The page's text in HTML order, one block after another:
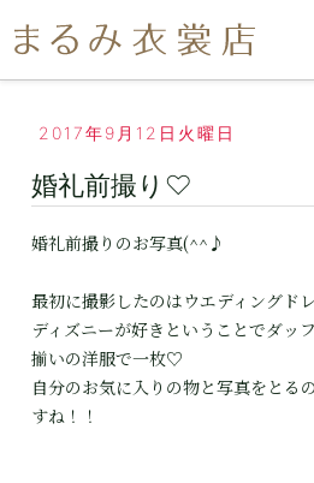
2017年9月12日火曜日
婚礼前撮り♡
婚礼前撮りのお写真(^^♪
最初に撮影したのはウエディングド
ディズニーが好きということでダッ
揃いの洋服で一枚♡
自分のお気に入りの物と写真をとる
すね！！